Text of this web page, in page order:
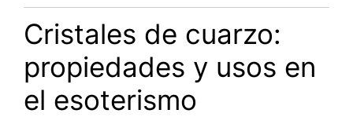
Cristales de cuarzo:
propiedades y usos en
el esoterismo